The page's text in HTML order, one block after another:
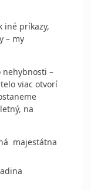
iné príkazy,
– my
nehybnosti –
viac otvorí
na
majestátna